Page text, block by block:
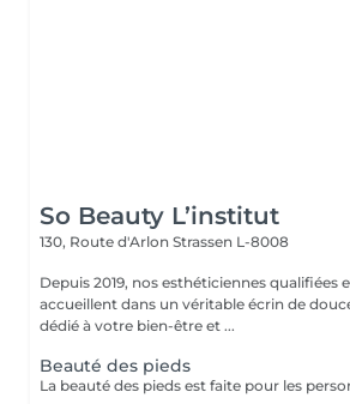
So Beauty L’institut
130, Route d'Arlon Strassen L-8008
Depuis 2019, nos esthéticiennes qualifiées
accueillent dans un véritable écrin de
dédié à votre bien-être et ...
Beauté des pieds